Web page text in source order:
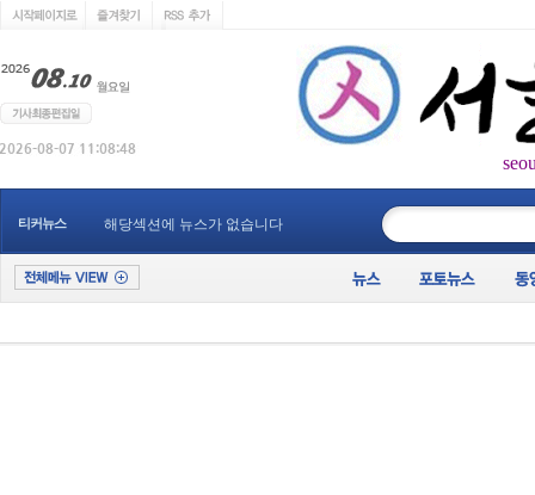
티커뉴스 해당섹션에 뉴스가 없습니다